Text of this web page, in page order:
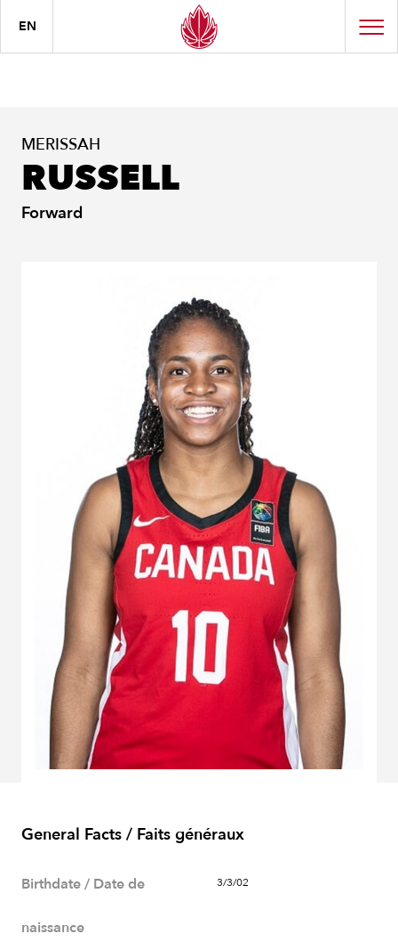
EN
MERISSAH
RUSSELL
Forward
General Facts / Faits généraux
Birthdate / Date de
naissance
3/3/02